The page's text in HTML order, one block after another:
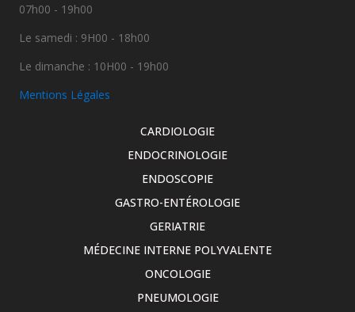
07h00 - 19h00
Le samedi : 9H00 - 18h00
Le dimanche : 10H00 - 19h00
Mentions Légales
CARDIOLOGIE
ENDOCRINOLOGIE
ENDOSCOPIE
GASTRO-ENTÉROLOGIE
GERIATRIE
MÉDECINE INTERNE POLYVALENTE
ONCOLOGIE
PNEUMOLOGIE